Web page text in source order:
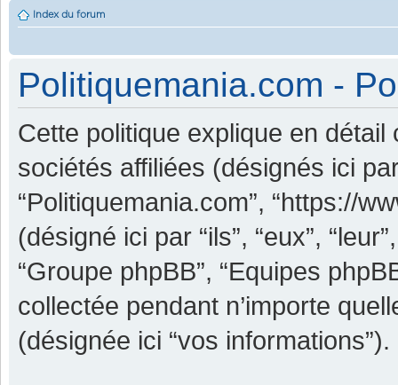
Index du forum
Politiquemania.com -
Cette politique explique en détail
sociétés affiliées (désignés ici par
“Politiquemania.com”, “https://
(désigné ici par “ils”, “eux”,
“Groupe phpBB”, “Equipes
collectée pendant n’importe
(désignée ici “vos informations”).